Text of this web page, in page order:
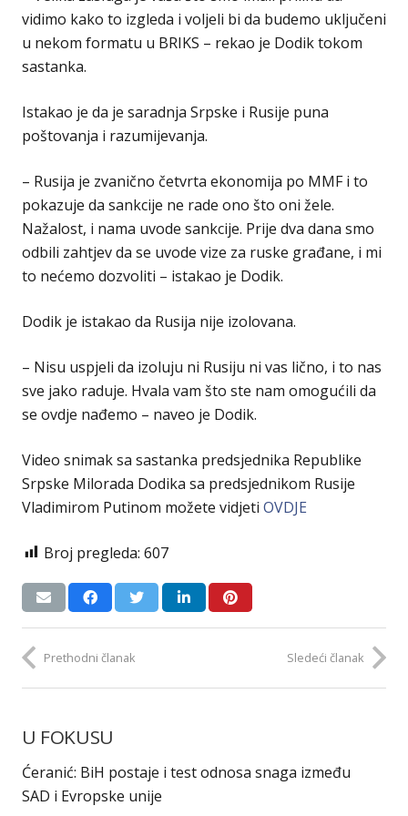
vidimo kako to izgleda i voljeli bi da budemo uključeni
u nekom formatu u BRIKS – rekao je Dodik tokom
sastanka.
Istakao je da je saradnja Srpske i Rusije puna
poštovanja i razumijevanja.
– Rusija je zvanično četvrta ekonomija po MMF i to
pokazuje da sankcije ne rade ono što oni žele.
Nažalost, i nama uvode sankcije. Prije dva dana smo
odbili zahtjev da se uvode vize za ruske građane, i mi
to nećemo dozvoliti – istakao je Dodik.
Dodik je istakao da Rusija nije izolovana.
– Nisu uspjeli da izoluju ni Rusiju ni vas lično, i to nas
sve jako raduje. Hvala vam što ste nam omogućili da
se ovdje nađemo – naveo je Dodik.
Video snimak sa sastanka predsjednika Republike
Srpske Milorada Dodika sa predsjednikom Rusije
Vladimirom Putinom možete vidjeti OVDJE
Broj pregleda: 607
Prethodni članak Sledeći članak
U FOKUSU
Ćeranić: BiH postaje i test odnosa snaga između
SAD i Evropske unije